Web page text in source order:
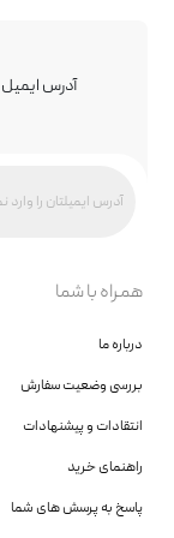
آدرس ایمیل
همراه با شما
درباره ما
بررسی وضعیت سفارش
انتقادات و پیشنهادات
راهنمای خرید
پاسخ به پرسش های شما